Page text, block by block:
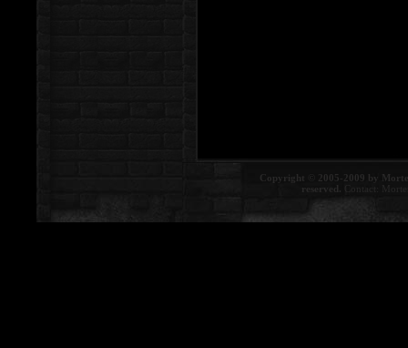
Copyright © 2005-2009 by
reserved. Contact: